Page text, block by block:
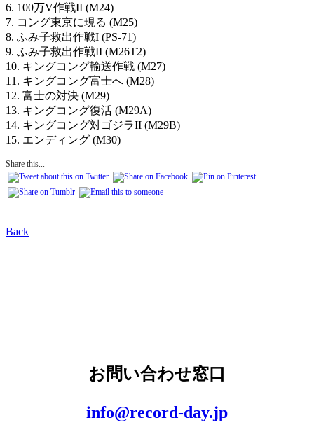
6. 100万V作戦II (M24)
7. コング東京に現る (M25)
8. ふみ子救出作戦I (PS-71)
9. ふみ子救出作戦II (M26T2)
10. キングコング輸送作戦 (M27)
11. キングコング富士へ (M28)
12. 富士の対決 (M29)
13. キングコング復活 (M29A)
14. キングコング対ゴジラII (M29B)
15. エンディング (M30)
Share this...
Back
お問い合わせ窓口
info@record-day.jp